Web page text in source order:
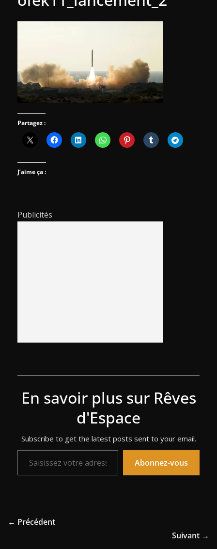
Partagez :
J’aime ça :
Publicités
En savoir plus sur Rêves
d'Espace
Subscribe to get the latest posts sent to your email.
Saisissez votre adresse e-mail…
Abonnez-vous
← Précédent
Suivant →